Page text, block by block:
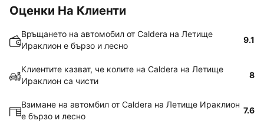
Оценки На Клиенти
Връщането на автомобил от Caldera на Летище
Ираклион е бързо и лесно
9.1
Клиентите казват, че колите на Caldera на Летище
Ираклион са чисти
8
Взимане на автомбил от Caldera на Летище Ираклион
е бързо и лесно
7.6